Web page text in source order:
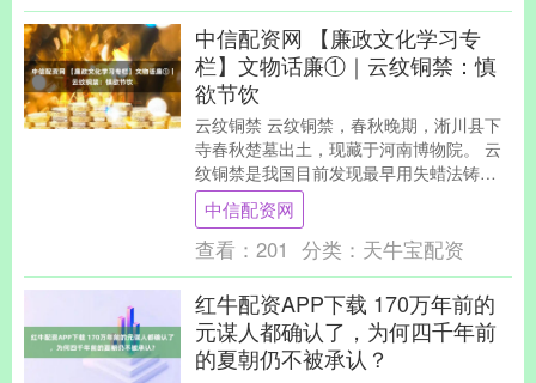
中信配资网 【廉政文化学习专
栏】文物话廉①｜云纹铜禁：慎
欲节饮
云纹铜禁 云纹铜禁，春秋晚期，淅川县下
寺春秋楚墓出土，现藏于河南博物院。 云
纹铜禁是我国目前发现最早用失蜡法铸造
的铜器。禁，承酒尊的案子，类似于我们
后世的条几，....
中信配资网
查看： 201 分类： 天牛宝配资
红牛配资APP下载 170万年前的
元谋人都确认了，为何四千年前
的夏朝仍不被承认？